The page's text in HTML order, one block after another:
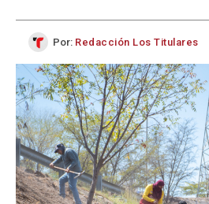
Por: Redacción Los Titulares